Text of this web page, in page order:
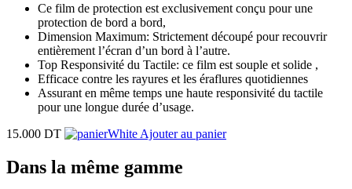
Ce film de protection est exclusivement conçu pour une
protection de bord a bord,
Dimension Maximum: Strictement découpé pour recouvrir
entièrement l’écran d’un bord à l’autre.
Top Responsivité du Tactile: ce film est souple et solide ,
Efficace contre les rayures et les éraflures quotidiennes
Assurant en même temps une haute responsivité du tactile
pour une longue durée d’usage.
15.000 DT
Ajouter au panier
Dans la même gamme